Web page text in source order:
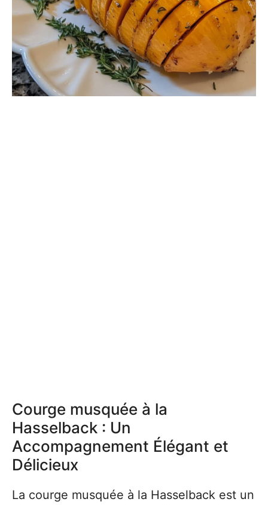
Courge musquée à la
Hasselback : Un
Accompagnement Élégant et
Délicieux
La courge musquée à la Hasselback est un